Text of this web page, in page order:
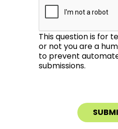
This question is for
or not you are a
to prevent
submissions.